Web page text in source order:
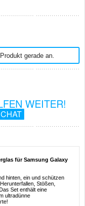
gerade an.
WEITER!
für Samsung Galaxy
hinten, ein und schützen
Stößen,
Set enthält eine
ultradünne